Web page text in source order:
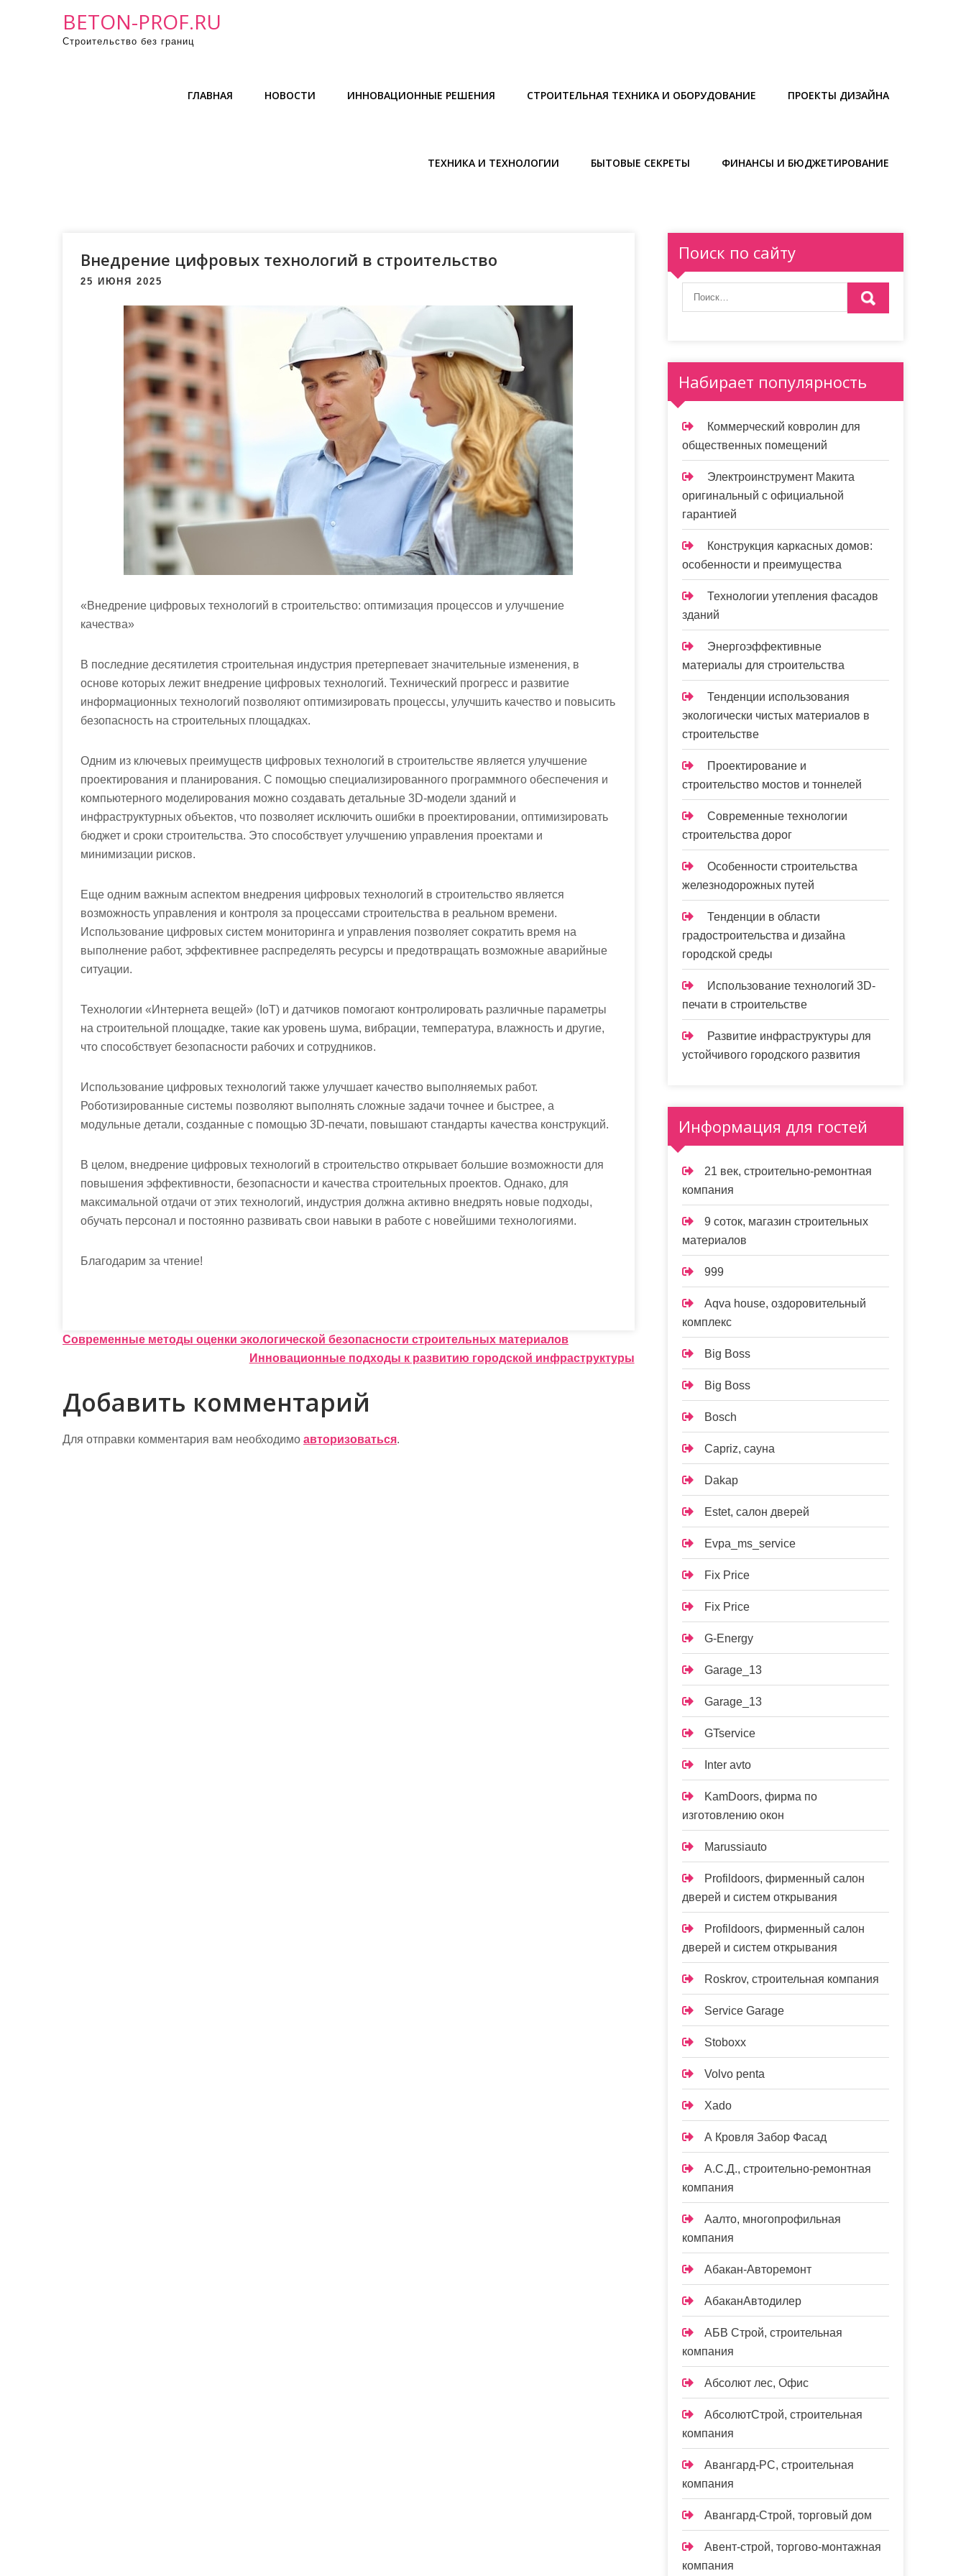
BETON-PROF.RU
Строительство без границ
ГЛАВНАЯ НОВОСТИ ИННОВАЦИОННЫЕ РЕШЕНИЯ СТРОИТЕЛЬНАЯ ТЕХНИКА И ОБОРУДОВАНИЕ ПРОЕКТЫ ДИЗАЙНА
ТЕХНИКА И ТЕХНОЛОГИИ БЫТОВЫЕ СЕКРЕТЫ ФИНАНСЫ И БЮДЖЕТИРОВАНИЕ
Внедрение цифровых технологий в строительство
25 ИЮНЯ 2025
«Внедрение цифровых технологий в строительство: оптимизация процессов и улучшение
качества»
В последние десятилетия строительная индустрия претерпевает значительные изменения, в
основе которых лежит внедрение цифровых технологий. Технический прогресс и развитие
информационных технологий позволяют оптимизировать процессы, улучшить качество и повысить
безопасность на строительных площадках.
Одним из ключевых преимуществ цифровых технологий в строительстве является улучшение
проектирования и планирования. С помощью специализированного программного обеспечения и
компьютерного моделирования можно создавать детальные 3D-модели зданий и
инфраструктурных объектов, что позволяет исключить ошибки в проектировании, оптимизировать
бюджет и сроки строительства. Это способствует улучшению управления проектами и
минимизации рисков.
Еще одним важным аспектом внедрения цифровых технологий в строительство является
возможность управления и контроля за процессами строительства в реальном времени.
Использование цифровых систем мониторинга и управления позволяет сократить время на
выполнение работ, эффективнее распределять ресурсы и предотвращать возможные аварийные
ситуации.
Технологии «Интернета вещей» (IoT) и датчиков помогают контролировать различные параметры
на строительной площадке, такие как уровень шума, вибрации, температура, влажность и другие,
что способствует безопасности рабочих и сотрудников.
Использование цифровых технологий также улучшает качество выполняемых работ.
Роботизированные системы позволяют выполнять сложные задачи точнее и быстрее, а
модульные детали, созданные с помощью 3D-печати, повышают стандарты качества конструкций.
В целом, внедрение цифровых технологий в строительство открывает большие возможности для
повышения эффективности, безопасности и качества строительных проектов. Однако, для
максимальной отдачи от этих технологий, индустрия должна активно внедрять новые подходы,
обучать персонал и постоянно развивать свои навыки в работе с новейшими технологиями.
Благодарим за чтение!
Н
в
и
г
Современные методы оценки экологической безопасности строительных материалов
Инновационные подходы к развитию городской инфраструктуры
Добавить комментарий
Для отправки комментария вам необходимо авторизоваться.
Поиск по сайту
Набирает популярность
Коммерческий ковролин для
общественных помещений
Электроинструмент Макита
оригинальный с официальной
гарантией
Конструкция каркасных домов:
особенности и преимущества
Технологии утепления фасадов
зданий
Энергоэффективные
материалы для строительства
Тенденции использования
экологически чистых материалов в
строительстве
Проектирование и
строительство мостов и тоннелей
Современные технологии
строительства дорог
Особенности строительства
железнодорожных путей
Тенденции в области
градостроительства и дизайна
городской среды
Использование технологий 3D-
печати в строительстве
Развитие инфраструктуры для
устойчивого городского развития
Информация для гостей
21 век, строительно-ремонтная
компания
9 соток, магазин строительных
материалов
999
Aqva house, оздоровительный
комплекс
Big Boss
Big Boss
Bosch
Capriz, сауна
Dakap
Estet, салон дверей
Evpa_ms_service
Fix Price
Fix Price
G-Energy
Garage_13
Garage_13
GTservice
Inter avto
KamDoors, фирма по
изготовлению окон
Marussiauto
Profildoors, фирменный салон
дверей и систем открывания
Profildoors, фирменный салон
дверей и систем открывания
Roskrov, строительная компания
Service Garage
Stoboxx
Volvo penta
Xado
А Кровля Забор Фасад
А.С.Д., строительно-ремонтная
компания
Аалто, многопрофильная
компания
Абакан-Авторемонт
АбаканАвтодилер
АБВ Строй, строительная
компания
Абсолют лес, Офис
АбсолютСтрой, строительная
компания
Авангард-РС, строительная
компания
Авангард-Строй, торговый дом
Авент-строй, торгово-монтажная
компания